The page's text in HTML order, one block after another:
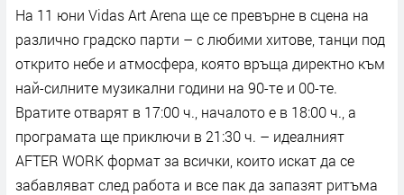
На 11 юни Vidas Art Arena ще се превърне в сцена на
различно градско парти – с любими хитове, танци под
открито небе и атмосфера, която връща директно към
най-силните музикални години на 90-те и 00-те.
Вратите отварят в 17:00 ч., началото е в 18:00 ч., а
програмата ще приключи в 21:30 ч. – идеалният
AFTER WORK формат за всички, които искат да се
забавляват след работа и все пак да запазят ритъма